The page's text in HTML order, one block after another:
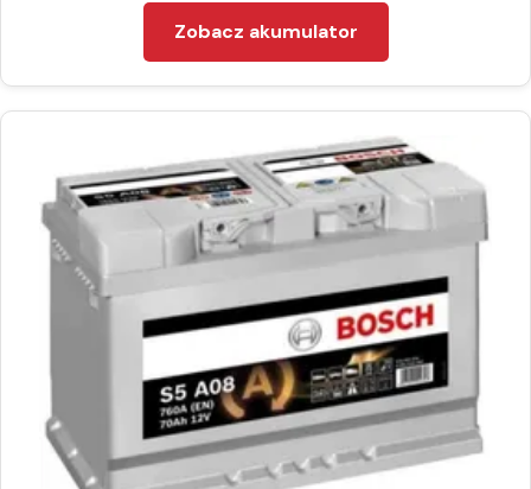
Zobacz akumulator